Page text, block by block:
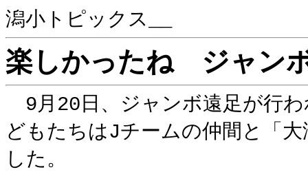
潟小トピックス__
楽しかったね ジャン
9月20日、ジャンボ遠足が行
どもたちはJチームの仲間と「
した。